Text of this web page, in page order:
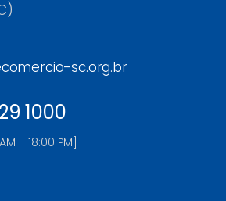
sc.org.br
1000
– 18:00 PM]